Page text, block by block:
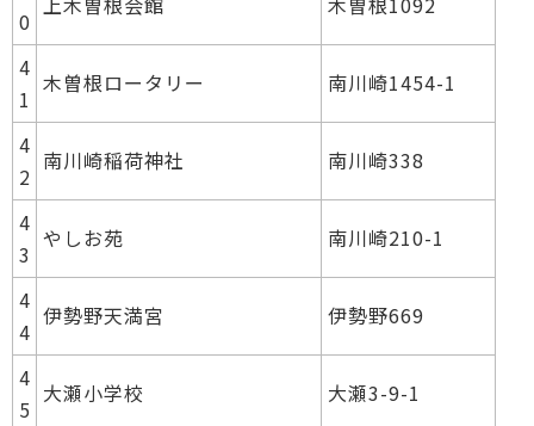
0
4
1
木曽根ロータリー 南川崎1454-1
4
2
南川崎稲荷神社 南川崎338
4
3
やしお苑 南川崎210-1
4
4
伊勢野天満宮 伊勢野669
4
5
大瀬小学校 大瀬3-9-1